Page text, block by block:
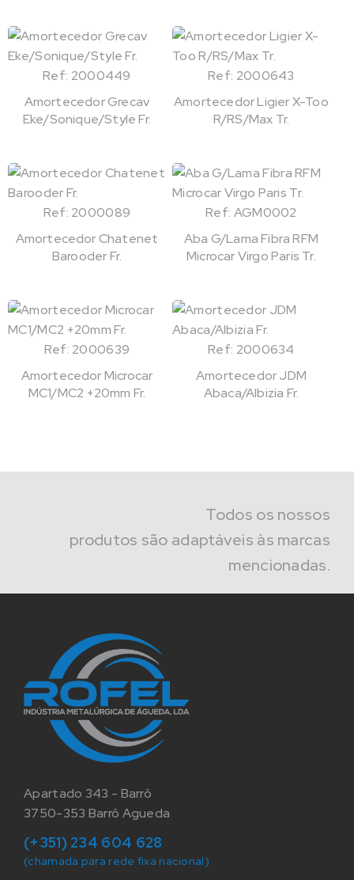
Ref: 2000449
Amortecedor Grecav
Eke/Sonique/Style Fr.
Ref: 2000643
Amortecedor Ligier X-Too
R/RS/Max Tr.
Ref: 2000089
Amortecedor Chatenet
Barooder Fr.
Ref: AGM0002
Aba G/Lama Fibra RFM
Microcar Virgo Paris Tr.
Ref: 2000639
Amortecedor Microcar
MC1/MC2 +20mm Fr.
Ref: 2000634
Amortecedor JDM
Abaca/Albizia Fr.
Todos os nossos
produtos são adaptáveis às marcas
mencionadas.
Apartado 343 - Barrô
3750-353 Barrô Agueda
(+351) 234 604 628
(chamada para rede fixa nacional)